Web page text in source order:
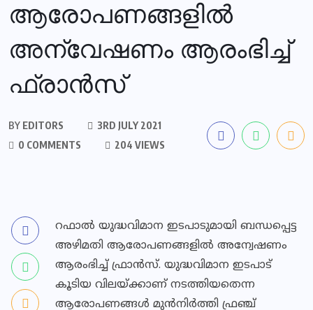
ആരോപണങ്ങളില്‍
അന്വേഷണം ആരംഭിച്ച്
ഫ്രാന്‍സ്
BY EDITORS
3RD JULY 2021
0 COMMENTS
204 VIEWS
റഫാല്‍ യുദ്ധവിമാന ഇടപാടുമായി ബന്ധപ്പെട്ട
അഴിമതി ആരോപണങ്ങളില്‍ അന്വേഷണം
ആരംഭിച്ച് ഫ്രാന്‍സ്. യുദ്ധവിമാന ഇടപാട്
കൂടിയ വിലയ്ക്കാണ് നടത്തിയതെന്ന
ആരോപണങ്ങള്‍ മുന്‍നിര്‍ത്തി ഫ്രഞ്ച്